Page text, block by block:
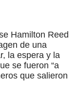
Hamilton Reed
de una
la espera y la
se fueron “a
que salieron